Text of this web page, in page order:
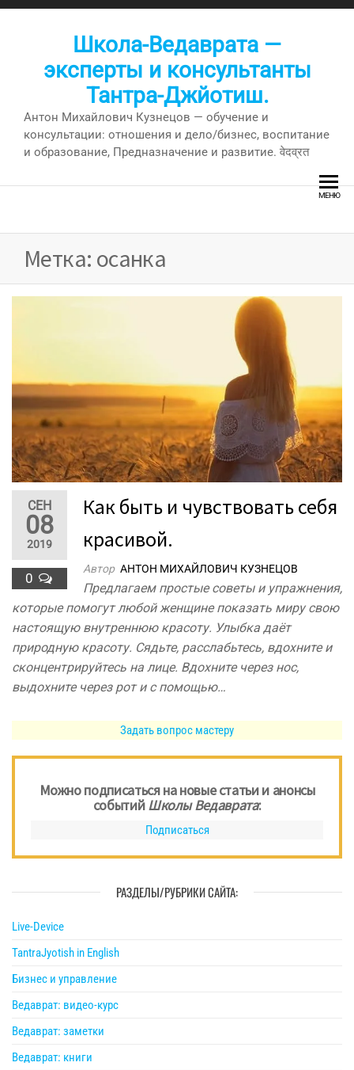
Перейти
Школа-Ведаврата —
эксперты и консультанты
Тантра-Джйотиш.
Антон Михайлович Кузнецов — обучение и
консультации: отношения и дело/бизнес, воспитание
и образование, Предназначение и развитие. वेदव्रत
МЕНЮ
Метка: осанка
СЕН
08
2019
0
Как быть и чувствовать себя
красивой.
Автор АНТОН МИХАЙЛОВИЧ КУЗНЕЦОВ
Предлагаем простые советы и упражнения,
которые помогут любой женщине показать миру свою
настоящую внутреннюю красоту. Улыбка даёт
природную красоту. Сядьте, расслабьтесь, вдохните и
сконцентрируйтесь на лице. Вдохните через нос,
выдохните через рот и с помощью…
Задать вопрос мастеру
Можно подписаться на новые статьи и анонсы
событийШколы Ведаврата:
Подписаться
РАЗДЕЛЫ/РУБРИКИ САЙТА:
Live-Device
TantraJyotish in English
Бизнес и управление
Ведаврат: видео-курс
Ведаврат: заметки
Ведаврат: книги